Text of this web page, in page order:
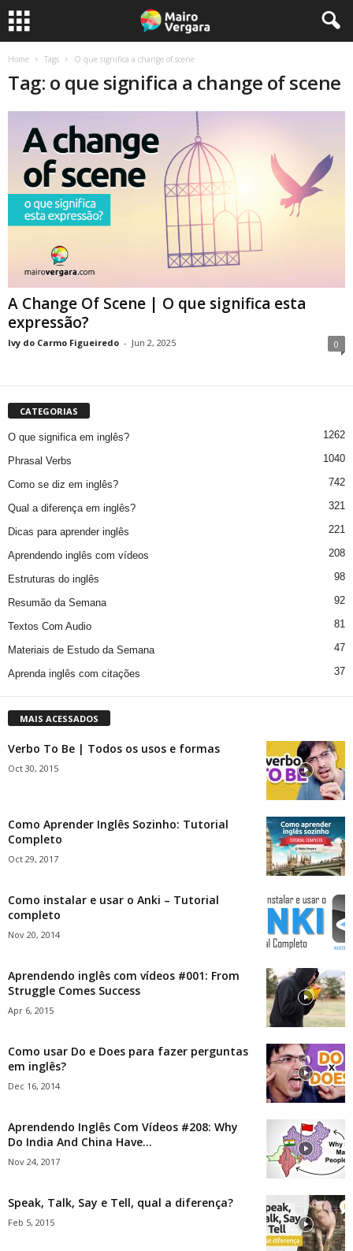
Home Tags O que significa a change of scene
Tag: o que significa a change of scene
A Change Of Scene | O que significa esta
expressão?
Ivy do Carmo Figueiredo - Jun 2, 2025 0
CATEGORIAS
O que significa em inglês? 1262
Phrasal Verbs 1040
Como se diz em inglês? 742
Qual a diferença em inglês? 321
Dicas para aprender inglês 221
Aprendendo inglês com vídeos 208
Estruturas do inglês 98
Resumão da Semana 92
Textos Com Audio 81
Materiais de Estudo da Semana 47
Aprenda inglês com citações 37
MAIS ACESSADOS
Verbo To Be | Todos os usos e formas
Oct 30, 2015
Como Aprender Inglês Sozinho: Tutorial
Completo
Oct 29, 2017
Como instalar e usar o Anki – Tutorial
completo
Nov 20, 2014
Aprendendo inglês com vídeos #001: From
Struggle Comes Success
Apr 6, 2015
Como usar Do e Does para fazer perguntas
em inglês?
Dec 16, 2014
Aprendendo Inglês Com Vídeos #208: Why
Do India And China Have...
Nov 24, 2017
Speak, Talk, Say e Tell, qual a diferença?
Feb 5, 2015